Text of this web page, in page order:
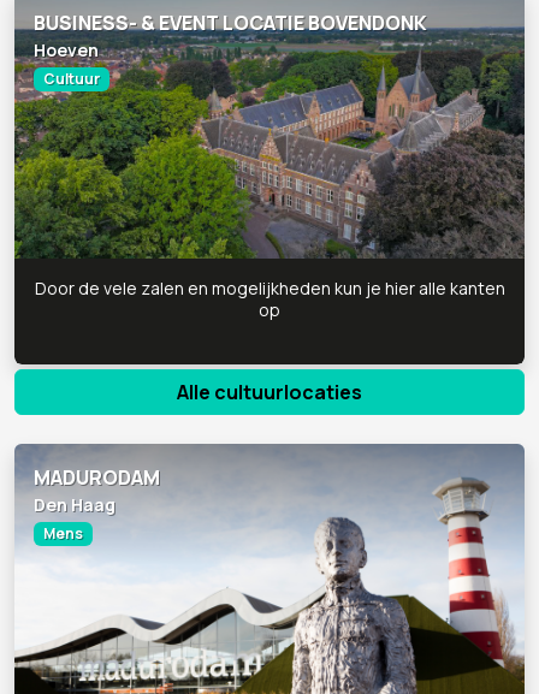
BUSINESS- & EVENT LOCATIE BOVENDONK
Hoeven
Cultuur
Door de vele zalen en mogelijkheden kun je hier alle kanten
op
Alle cultuurlocaties
MADURODAM
Den Haag
Mens